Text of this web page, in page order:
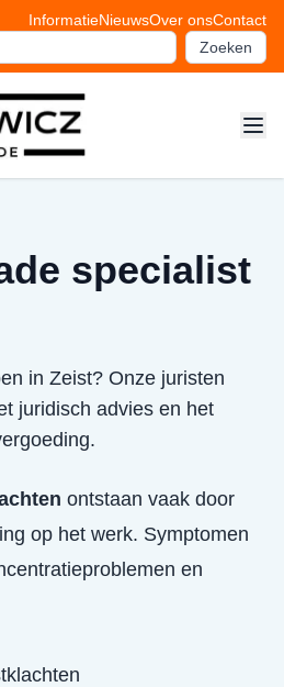
InformatieNieuwsOver onsContact
Zoeken
specialist
in Zeist? Onze juristen
juridisch advies en het
ontstaan vaak door
op het werk. Symptomen
en